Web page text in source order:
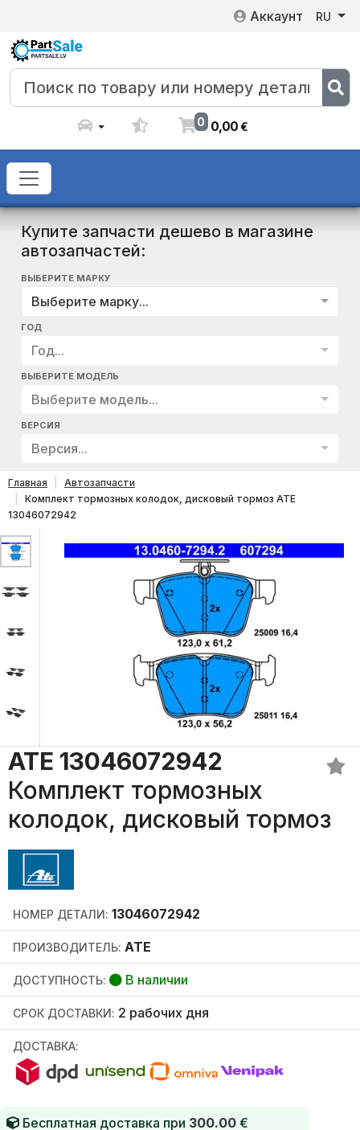
Аккаунт RU
0 0,00€
Купите запчасти дешево в магазине
автозапчастей:
ВЫБЕРИТЕ МАРКУ
Выберите марку...
ГОД
Год...
ВЫБЕРИТЕ МОДЕЛЬ
Выберите модель...
ВЕРСИЯ
Версия...
Главная
Автозапчасти
Комплект тормозных колодок, дисковый тормоз ATE
13046072942
ATE 13046072942
Комплект тормозных
колодок, дисковый тормоз
НОМЕР ДЕТАЛИ: 13046072942
ПРОИЗВОДИТЕЛЬ: ATE
ДОСТУПНОСТЬ: В наличии
СРОК ДОСТАВКИ: 2 рабочих дня
ДОСТАВКА:
Бесплатная доставка при 300.00 €